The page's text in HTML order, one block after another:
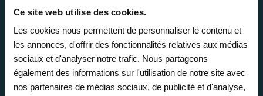
Ce site web utilise des cookies.
Les cookies nous permettent de personnaliser le contenu et
les annonces, d'offrir des fonctionnalités relatives aux médias
sociaux et d'analyser notre trafic. Nous partageons
également des informations sur l'utilisation de notre site avec
nos partenaires de médias sociaux, de publicité et d'analyse,
Étape 1
Je vous propose un